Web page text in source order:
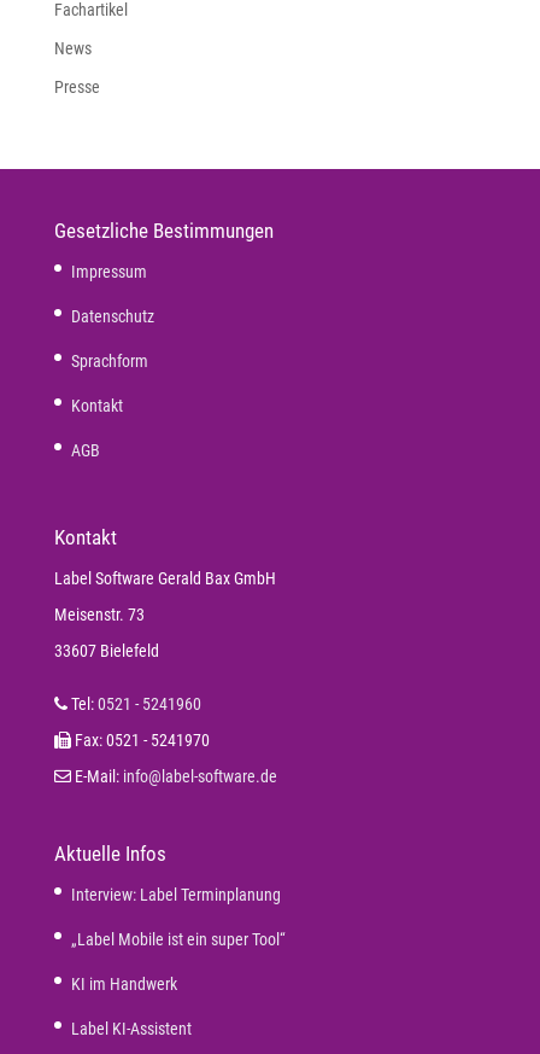
Fachartikel
News
Presse
Gesetzliche Bestimmungen
Impressum
Datenschutz
Sprachform
Kontakt
AGB
Kontakt
Label Software Gerald Bax GmbH
Meisenstr. 73
33607 Bielefeld
Tel:0521 - 5241960
Fax: 0521 - 5241970
E-Mail: info@label-software.de
Aktuelle Infos
Interview: Label Terminplanung
„Label Mobile ist ein super Tool“
KI im Handwerk
Label KI-Assistent